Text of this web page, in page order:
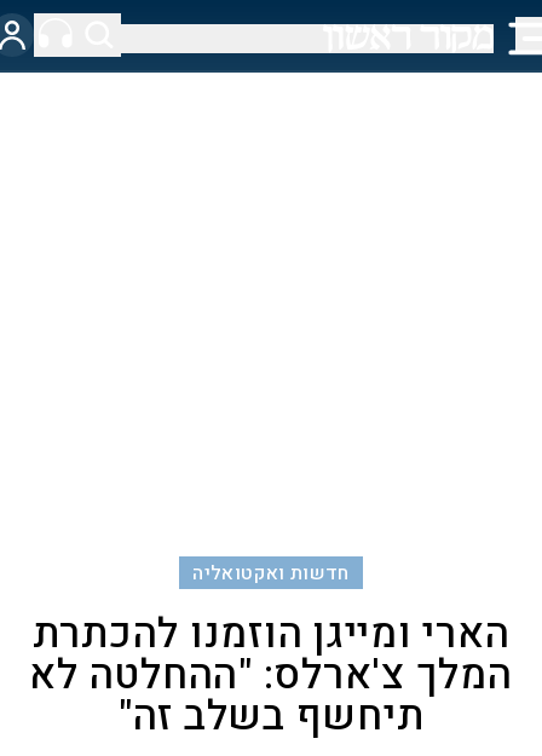
חדשות ואקטואליה
הארי ומייגן הוזמנו להכתרת
המלך צ'ארלס: "ההחלטה לא
תיחשף בשלב זה"